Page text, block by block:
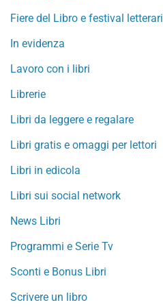
Fiere del Libro e festival letterari
In evidenza
Lavoro con i libri
Librerie
Libri da leggere e regalare
Libri gratis e omaggi per lettori
Libri in edicola
Libri sui social network
News Libri
Programmi e Serie Tv
Sconti e Bonus Libri
Scrivere un libro